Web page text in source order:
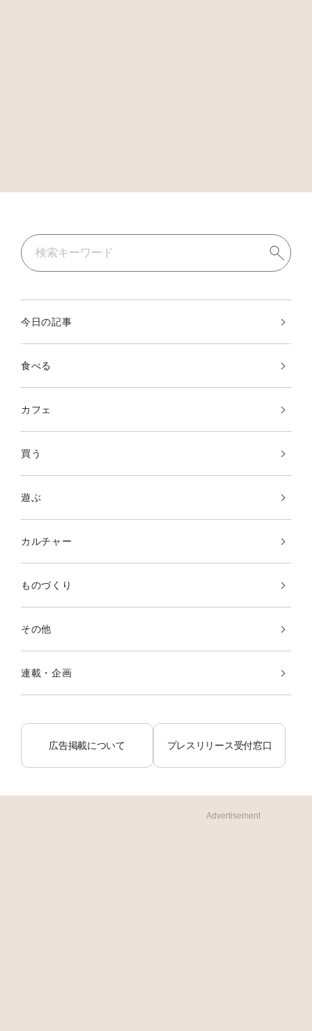
今日の記事
食べる
カフェ
買う
遊ぶ
カルチャー
ものづくり
その他
連載・企画
広告掲載について プレスリリース受付窓口
Advertisement